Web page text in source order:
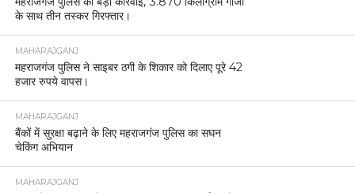
के साथ तीन तस्कर गिरफ्तार।
MAHARAJGANJ
महराजगंज पुलिस ने साइबर ठगी के शिकार को दिलाए पूरे 42
हजार रुपये वापस।
MAHARAJGANJ
बैंकों में सुरक्षा बढ़ाने के लिए महराजगंज पुलिस का सघन
चेकिंग अभियान
MAHARAJGANJ